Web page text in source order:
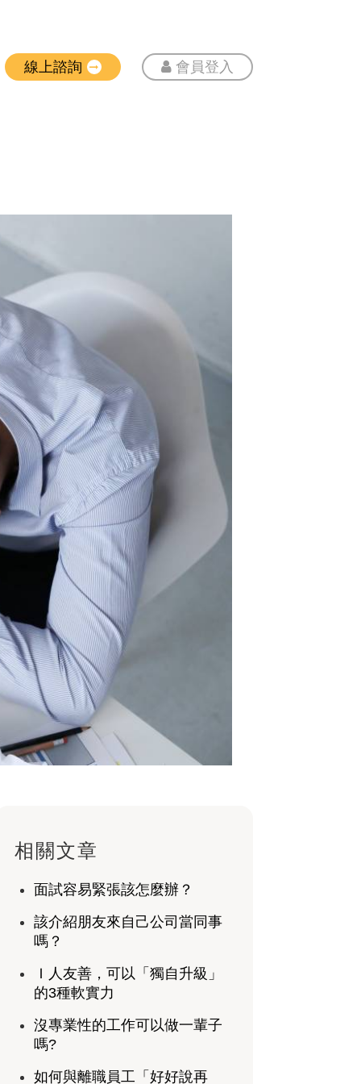
線上諮詢 會員登入
相關文章
面試容易緊張該怎麼辦？
該介紹朋友來自己公司當同事
嗎？
Ｉ人友善，可以「獨自升級」
的3種軟實力
沒專業性的工作可以做一輩子
嗎?
如何與離職員工「好好說再